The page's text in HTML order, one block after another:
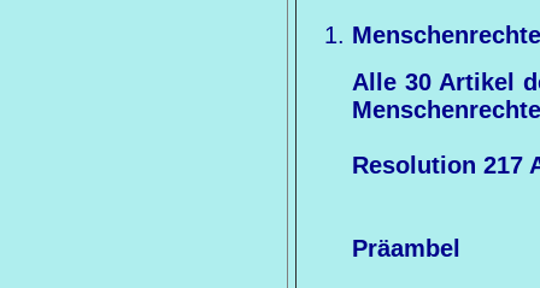
Menschenrechte
Alle 30 Artikel
Menschenrechte
Resolution 217
Präambel